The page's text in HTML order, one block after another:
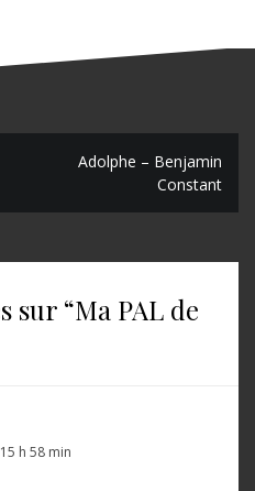
Adolphe – Benjamin
Constant
sur “Ma PAL de
h 58 min